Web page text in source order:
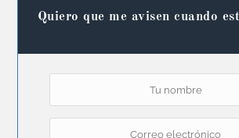
Quiero que me avisen cuando